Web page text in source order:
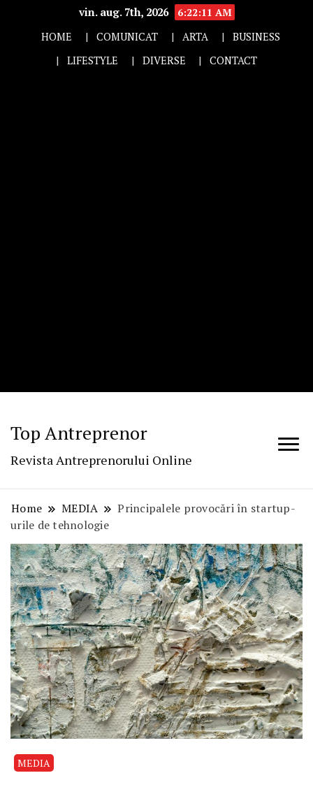
vin. aug. 7th, 2026
6:22:12 AM
HOME
COMUNICAT ARTA
BUSINESS
LIFESTYLE
DIVERSE CONTACT
Top Antreprenor
Revista Antreprenorului Online
Home MEDIA
Principalele provocări în startup-
urile de tehnologie
MEDIA